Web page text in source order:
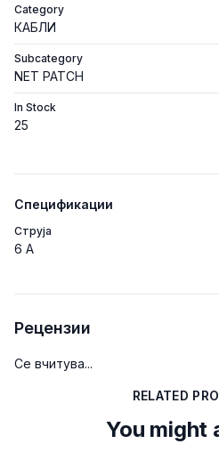
Category
КАБЛИ
Subcategory
NET PATCH
In Stock
25
Спецификации
Струја
6 A
Рецензии
Се вчитува...
RELATED
You might